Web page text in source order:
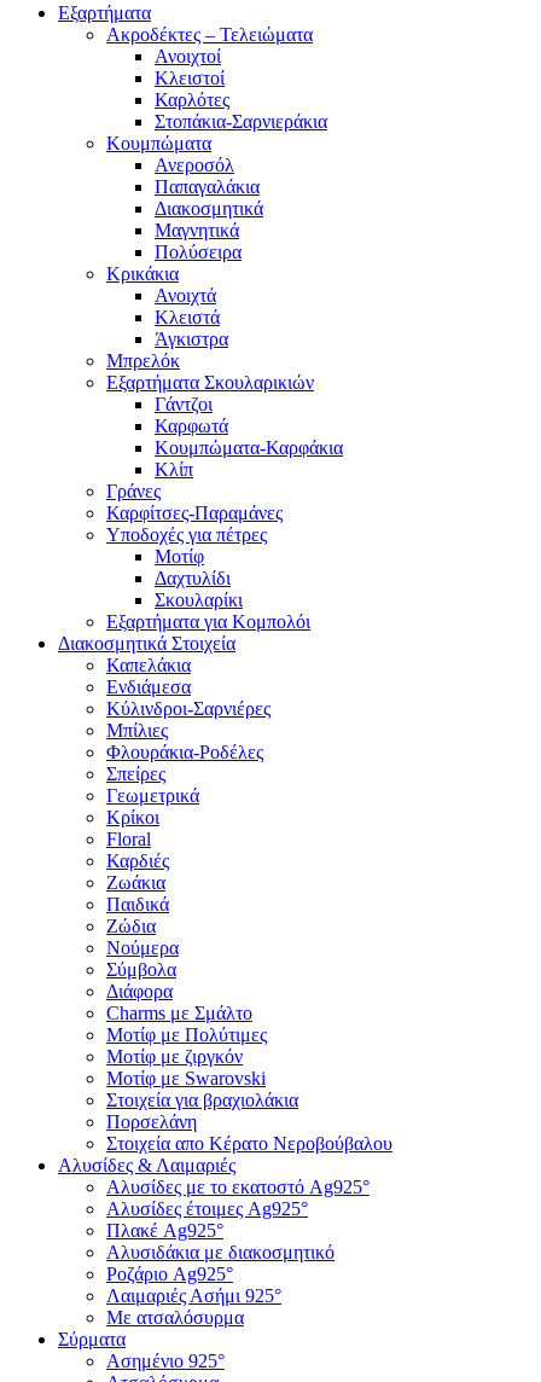
Εξαρτήματα
Ακροδέκτες – Τελειώματα
Ανοιχτοί
Κλειστοί
Καρλότες
Στοπάκια-Σαρνιεράκια
Κουμπώματα
Ανεροσόλ
Παπαγαλάκια
Διακοσμητικά
Μαγνητικά
Πολύσειρα
Κρικάκια
Ανοιχτά
Κλειστά
Άγκιστρα
Μπρελόκ
Εξαρτήματα Σκουλαρικιών
Γάντζοι
Καρφωτά
Κουμπώματα-Καρφάκια
Κλίπ
Γράνες
Καρφίτσες-Παραμάνες
Υποδοχές για πέτρες
Μοτίφ
Δαχτυλίδι
Σκουλαρίκι
Εξαρτήματα για Κομπολόι
Διακοσμητικά Στοιχεία
Καπελάκια
Ενδιάμεσα
Κύλινδροι-Σαρνιέρες
Μπίλιες
Φλουράκια-Ροδέλες
Σπείρες
Γεωμετρικά
Κρίκοι
Floral
Καρδιές
Ζωάκια
Παιδικά
Ζώδια
Νούμερα
Σύμβολα
Διάφορα
Charms με Σμάλτο
Μοτίφ με Πολύτιμες
Μοτίφ με ζιργκόν
Μοτίφ με Swarovski
Στοιχεία για βραχιολάκια
Πορσελάνη
Στοιχεία απο Κέρατο Νεροβούβαλου
Αλυσίδες & Λαιμαριές
Αλυσίδες με το εκατοστό Ag925°
Αλυσίδες έτοιμες Ag925°
Πλακέ Ag925°
Αλυσιδάκια με διακοσμητικό
Ροζάριο Ag925°
Λαιμαριές Ασήμι 925°
Με ατσαλόσυρμα
Σύρματα
Ασημένιο 925°